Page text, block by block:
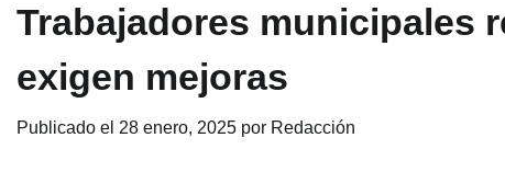
Trabajadores municipales
exigen mejoras
Publicado el 28 enero, 2025 por Redacción